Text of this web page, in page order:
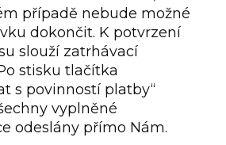
případě nebude možné
dokončit. K potvrzení
slouží zatrhávací
stisku tlačítka
s povinností platby“
vyplněné
odeslány přímo Nám.